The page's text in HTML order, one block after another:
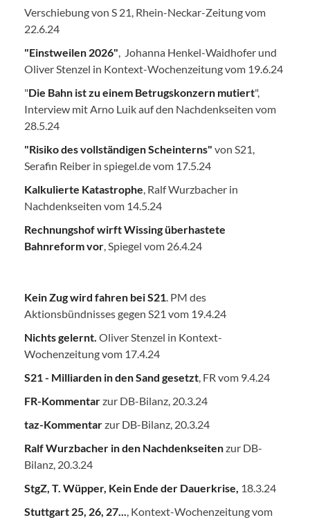
Verschiebung von S 21, Rhein-Neckar-Zeitung vom
22.6.24
"Einstweilen 2026", Johanna Henkel-Waidhofer und
Oliver Stenzel in Kontext-Wochenzeitung vom 19.6.24
"Die Bahn ist zu einem Betrugskonzern mutiert",
Interview mit Arno Luik auf den Nachdenkseiten vom
28.5.24
"Risiko des vollständigen Scheinterns" von S21,
Serafin Reiber in spiegel.de vom 17.5.24
Kalkulierte Katastrophe, Ralf Wurzbacher in
Nachdenkseiten vom 14.5.24
Rechnungshof wirft Wissing überhastete
Bahnreform vor, Spiegel vom 26.4.24
Kein Zug wird fahren bei S21. PM des
Aktionsbündnisses gegen S21 vom 19.4.24
Nichts gelernt. Oliver Stenzel in Kontext-
Wochenzeitung vom 17.4.24
S21 - Milliarden in den Sand gesetzt, FR vom 9.4.24
FR-Kommentarzur DB-Bilanz, 20.3.24
taz-Kommentarzur DB-Bilanz, 20.3.24
Ralf Wurzbacher in den Nachdenkseitenzur DB-
Bilanz, 20.3.24
StgZ, T. Wüpper, Kein Ende der Dauerkrise, 18.3.24
Stuttgart 25, 26, 27..., Kontext-Wochenzeitung vom